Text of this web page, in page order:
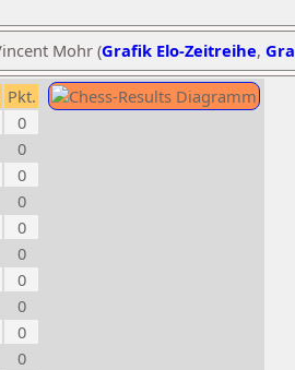
Mohr (Grafik Elo-Zeitreihe,
Pkt.
0
0
0
0
0
0
0
0
0
0